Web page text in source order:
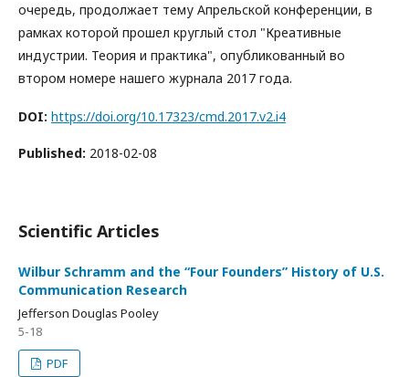
очередь, продолжает тему Апрельской конференции, в
рамках которой прошел круглый стол "Креативные
индустрии. Теория и практика", опубликованный во
втором номере нашего журнала 2017 года.
DOI: https://doi.org/10.17323/cmd.2017.v2.i4
Published: 2018-02-08
Scientific Articles
Wilbur Schramm and the “Four Founders” History of U.S.
Communication Research
Jefferson Douglas Pooley
5-18
PDF